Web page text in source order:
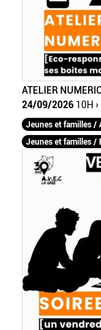
ATELIER
24/09/2026 10H
Jeunes et familles /
Jeunes et familles /